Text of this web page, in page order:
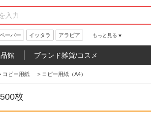
ーパー イッタラ アラビア もっと見る
館 ブランド雑貨/コスメ
コピー用紙 > コピー用紙（A4）
枚